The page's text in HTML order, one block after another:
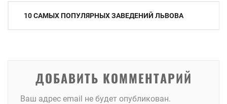
Навигация
10 САМЫХ ПОПУЛЯРНЫХ ЗАВЕДЕНИЙ ЛЬВОВА
ДОБАВИТЬ КОММЕНТАРИЙ
Ваш адрес email не будет опубликован.